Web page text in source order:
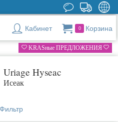
Кабинет 0 Корзина
KRASные ПРЕДЛОЖЕНИЯ
Uriage Hyseac
Исеак
Фильтр